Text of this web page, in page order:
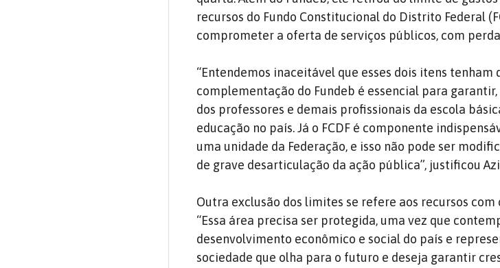
recursos do Fundo Constitucional do Distrito Federal
comprometer a oferta de serviços públicos, com
“Entendemos inaceitável que esses dois itens
complementação do Fundeb é essencial para
dos professores e demais profissionais da escola
educação no país. Já o FCDF é componente
uma unidade da Federação, e isso não pode ser
de grave desarticulação da ação pública”, justificou
Outra exclusão dos limites se refere aos recursos
“Essa área precisa ser protegida, uma vez que
desenvolvimento econômico e social do país e
sociedade que olha para o futuro e deseja garantir